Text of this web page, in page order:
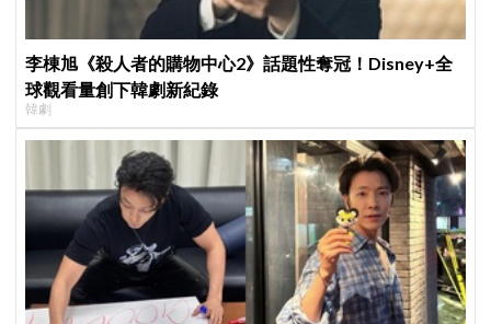
李棟旭《殺人者的購物中心2》話題性奪冠！Disney+全
球觀看量創下韓劇新紀錄
韓劇